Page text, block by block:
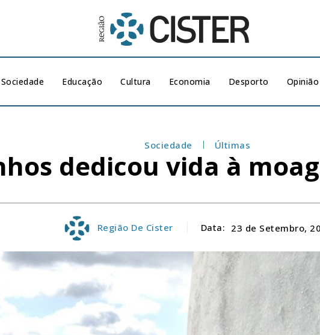
Sociedade Educação Cultura Economia Desporto Opinião
Sociedade Últimas
dedicou vida à
Região De Cister Data: 23 de Setembro,